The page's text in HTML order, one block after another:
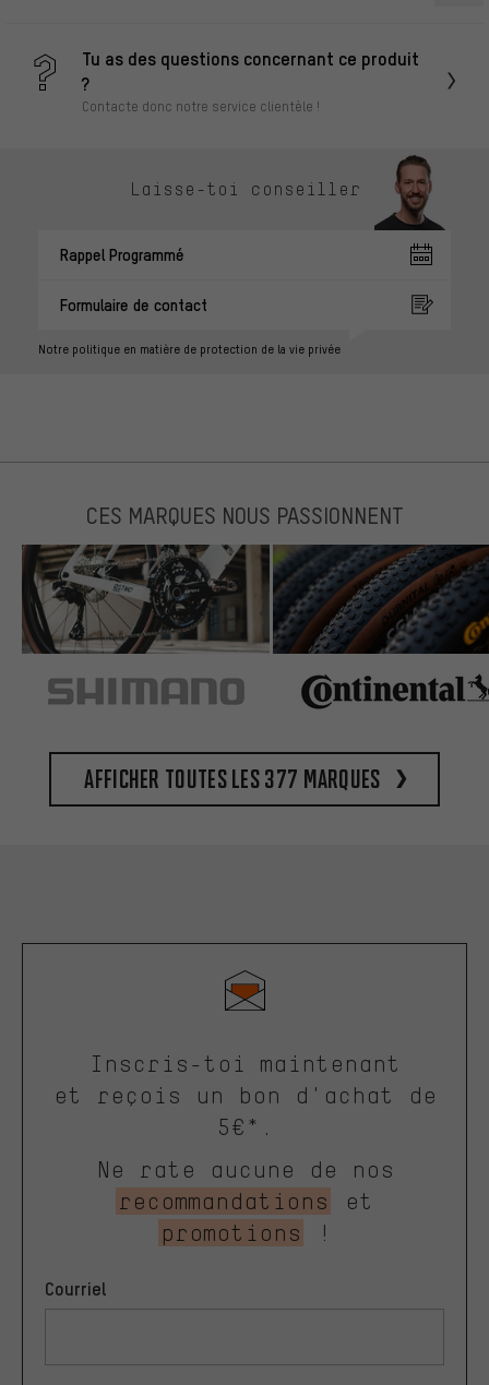
Tu as des questions concernant ce produit
?
Contacte donc notre service clientèle !
Laisse-toi conseiller
Rappel Programmé
Formulaire de contact
Notre politique en matière de protection de la vie privée
CES MARQUES NOUS PASSIONNENT
Afficher toutes les 377 marques
Inscris-toi maintenant
et reçois un bon d'achat de
5€*.
Ne rate aucune de nos
recommandations
et
promotions
!
Courriel